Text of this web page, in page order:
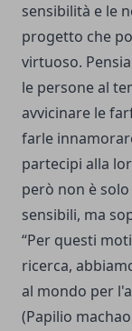
sensibilità e le
progetto che
virtuoso.
le persone al
avvicinare le
farle
partecipi alla
però non è
sensibili, ma
“Per questi
ricerca,
al mondo per
(Papilio